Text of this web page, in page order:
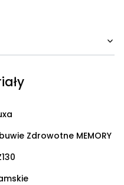
Zdrowotne MEMORY